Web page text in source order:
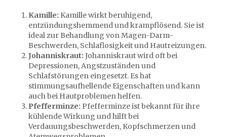
Kamille: Kamille wirkt beruhigend,
entzündungshemmend und krampflösend. Sie ist
ideal zur Behandlung von Magen-Darm-
Beschwerden, Schlaflosigkeit und Hautreizungen.
Johanniskraut: Johanniskraut wird oft bei
Depressionen, Angstzuständen und
Schlafstörungen eingesetzt. Es hat
stimmungsaufhellende Eigenschaften und kann
auch bei Hautproblemen helfen.
Pfefferminze: Pfefferminze ist bekannt für ihre
kühlende Wirkung und hilft bei
Verdauungsbeschwerden, Kopfschmerzen und